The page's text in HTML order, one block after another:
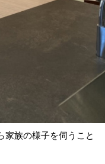
家族の様子を伺うこと